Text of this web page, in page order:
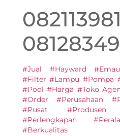
#Jual #Hayward
#Filter #Lampu #Pompa
#Pool #Harga #Toko
#Order #Perusahaan
#Pusat #Produsen
#Perlengkapan
#Berkualitas